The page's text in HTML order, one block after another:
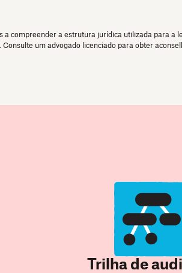
compreender a estrutura jurídica utilizada para a
um advogado licenciado para obter
Trilha de